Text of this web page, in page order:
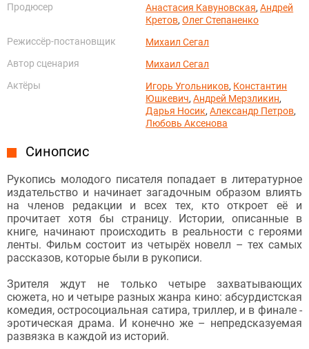
Продюсер
Анастасия Кавуновская,Андрей
Кретов,Олег Степаненко
Режиссёр-постановщик
Михаил Сегал
Автор сценария
Михаил Сегал
Актёры
Игорь Угольников, Константин
Юшкевич,Андрей Мерзликин,
Дарья Носик,Александр Петров,
Любовь Аксенова
Синопсис
Рукопись молодого писателя попадает в литературное
издательство и начинает загадочным образом влиять
на членов редакции и всех тех, кто откроет её и
прочитает хотя бы страницу. Истории, описанные в
книге, начинают происходить в реальности с героями
ленты. Фильм состоит из четырёх новелл – тех самых
рассказов, которые были в рукописи.
Зрителя ждут не только четыре захватывающих
сюжета, но и четыре разных жанра кино: абсурдистская
комедия, остросоциальная сатира, триллер, и в финале -
эротическая драма. И конечно же – непредсказуемая
развязка в каждой из историй.